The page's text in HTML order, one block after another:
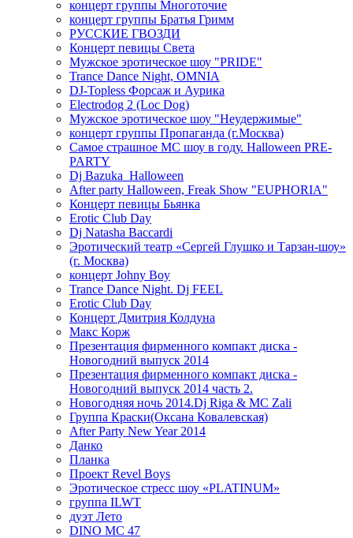
концерт группы Многоточие
концерт группы Братья Гримм
РУССКИЕ ГВОЗДИ
Концерт певицы Света
Мужское эротическое шоу "PRIDE"
Trance Dance Night, OMNIA
DJ-Topless Форсаж и Аурика
Electrodog 2 (Loc Dog)
Мужское эротическое шоу "Неудержимые"
концерт группы Пропаганда (г.Москва)
Самое страшное МС шоу в году. Halloween PRE-
PARTY
Dj Bazuka_Halloween
After party Halloween, Freak Show "EUPHORIA"
Концерт певицы Бьянка
Erotic Club Day
Dj Natasha Baccardi
Эротический театр «Сергей Глушко и Тарзан-шоу»
(г. Москва)
концерт Johny Boy
Trance Dance Night. Dj FEEL
Erotic Club Day
Концерт Дмитрия Колдуна
Макс Корж
Презентация фирменного компакт диска -
Новогодний выпуск 2014
Презентация фирменного компакт диска -
Новогодний выпуск 2014 часть 2.
Новогодняя ночь 2014.Dj Riga & MC Zali
Группа Краски(Оксана Ковалевская)
After Party New Year 2014
Данко
Планка
Проект Revel Boys
Эротическое стресс шоу «PLATINUM»
группа ILWT
дуэт Лето
DINO MC 47